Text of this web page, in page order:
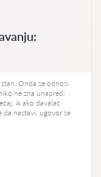
Onda se odnosi
ne zna unapred:
A ako davalac
da nastavi, ugovor se